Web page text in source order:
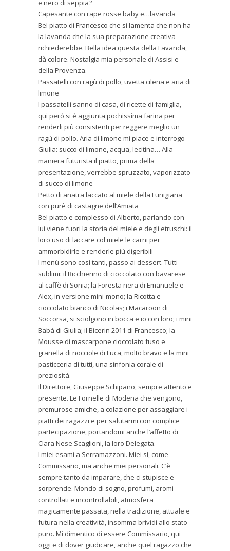
e nero di seppia?
Capesante con rape rosse baby e…lavanda
Bel piatto di Francesco che si lamenta che non ha
la lavanda che la sua preparazione creativa
richiederebbe. Bella idea questa della Lavanda,
dà colore. Nostalgia mia personale di Assisi e
della Provenza.
Passatelli con ragù di pollo, uvetta cilena e aria di
limone
I passatelli sanno di casa, di ricette di famiglia,
qui però si è aggiunta pochissima farina per
renderli più consistenti per reggere meglio un
ragù di pollo. Aria di limone mi piace e interrogo
Giulia: succo di limone, acqua, lecitina… Alla
maniera futurista il piatto, prima della
presentazione, verrebbe spruzzato, vaporizzato
di succo di limone
Petto di anatra laccato al miele della Lunigiana
con purè di castagne dell’Amiata
Bel piatto e complesso di Alberto, parlando con
lui viene fuori la storia del miele e degli etruschi: il
loro uso di laccare col miele le carni per
ammorbidirle e renderle più digeribili
I menù sono così tanti, passo ai dessert. Tutti
sublimi: il Bicchierino di cioccolato con bavarese
al caffè di Sonia; la Foresta nera di Emanuele e
Alex, in versione mini-mono; la Ricotta e
cioccolato bianco di Nicolas; i Macaroon di
Soccorsa, si sciolgono in bocca e io con loro; i mini
Babà di Giulia; il Bicerin 2011 di Francesco; la
Mousse di mascarpone cioccolato fuso e
granella di nocciole di Luca, molto bravo e la mini
pasticceria di tutti, una sinfonia corale di
preziosità.
Il Direttore, Giuseppe Schipano, sempre attento e
presente. Le Fornelle di Modena che vengono,
premurose amiche, a colazione per assaggiare i
piatti dei ragazzi e per salutarmi con complice
partecipazione, portandomi anche l’affetto di
Clara Nese Scaglioni, la loro Delegata.
I miei esami a Serramazzoni. Miei sì, come
Commissario, ma anche miei personali. C’è
sempre tanto da imparare, che ci stupisce e
sorprende. Mondo di sogno, profumi, aromi
controllati e incontrollabili, atmosfera
magicamente passata, nella tradizione, attuale e
futura nella creatività, insomma brividi allo stato
puro. Mi dimentico di essere Commissario, qui
oggi e di dover giudicare, anche quel ragazzo che